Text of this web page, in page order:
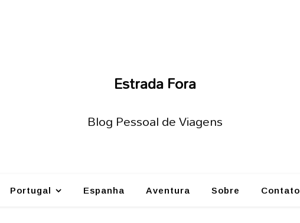
Estrada Fora
Blog Pessoal de Viagens
Portugal Espanha Aventura Sobre Contato